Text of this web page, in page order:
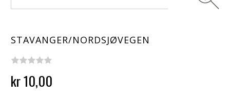
STAVANGER/NORDSJØVEGEN
kr 10,00